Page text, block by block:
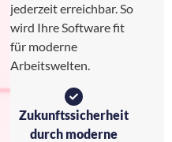
jederzeit erreichbar. So
wird Ihre Software fit
für moderne
Arbeitswelten.
Zukunftssicherheit
durch moderne